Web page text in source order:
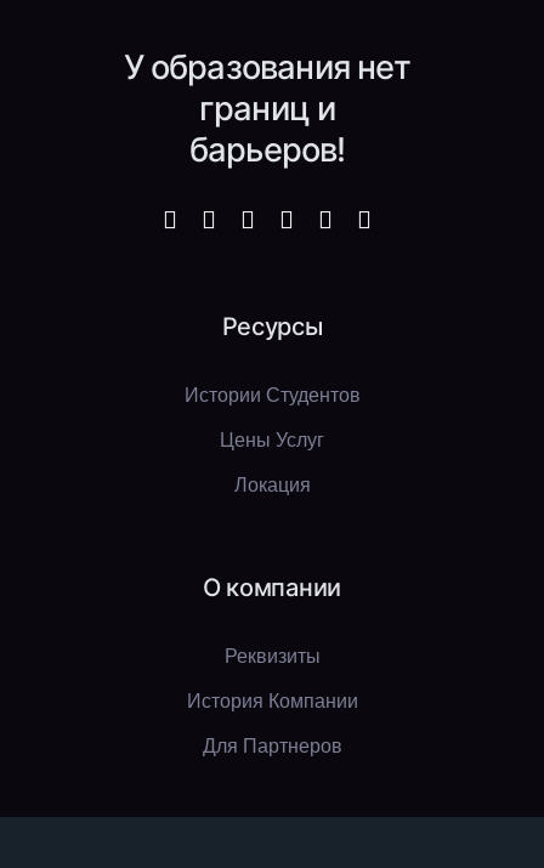
У образования нет
границ и
барьеров!
Ресурсы
Истории Студентов
Цены Услуг
Локация
О компании
Реквизиты
История Компании
Для Партнеров